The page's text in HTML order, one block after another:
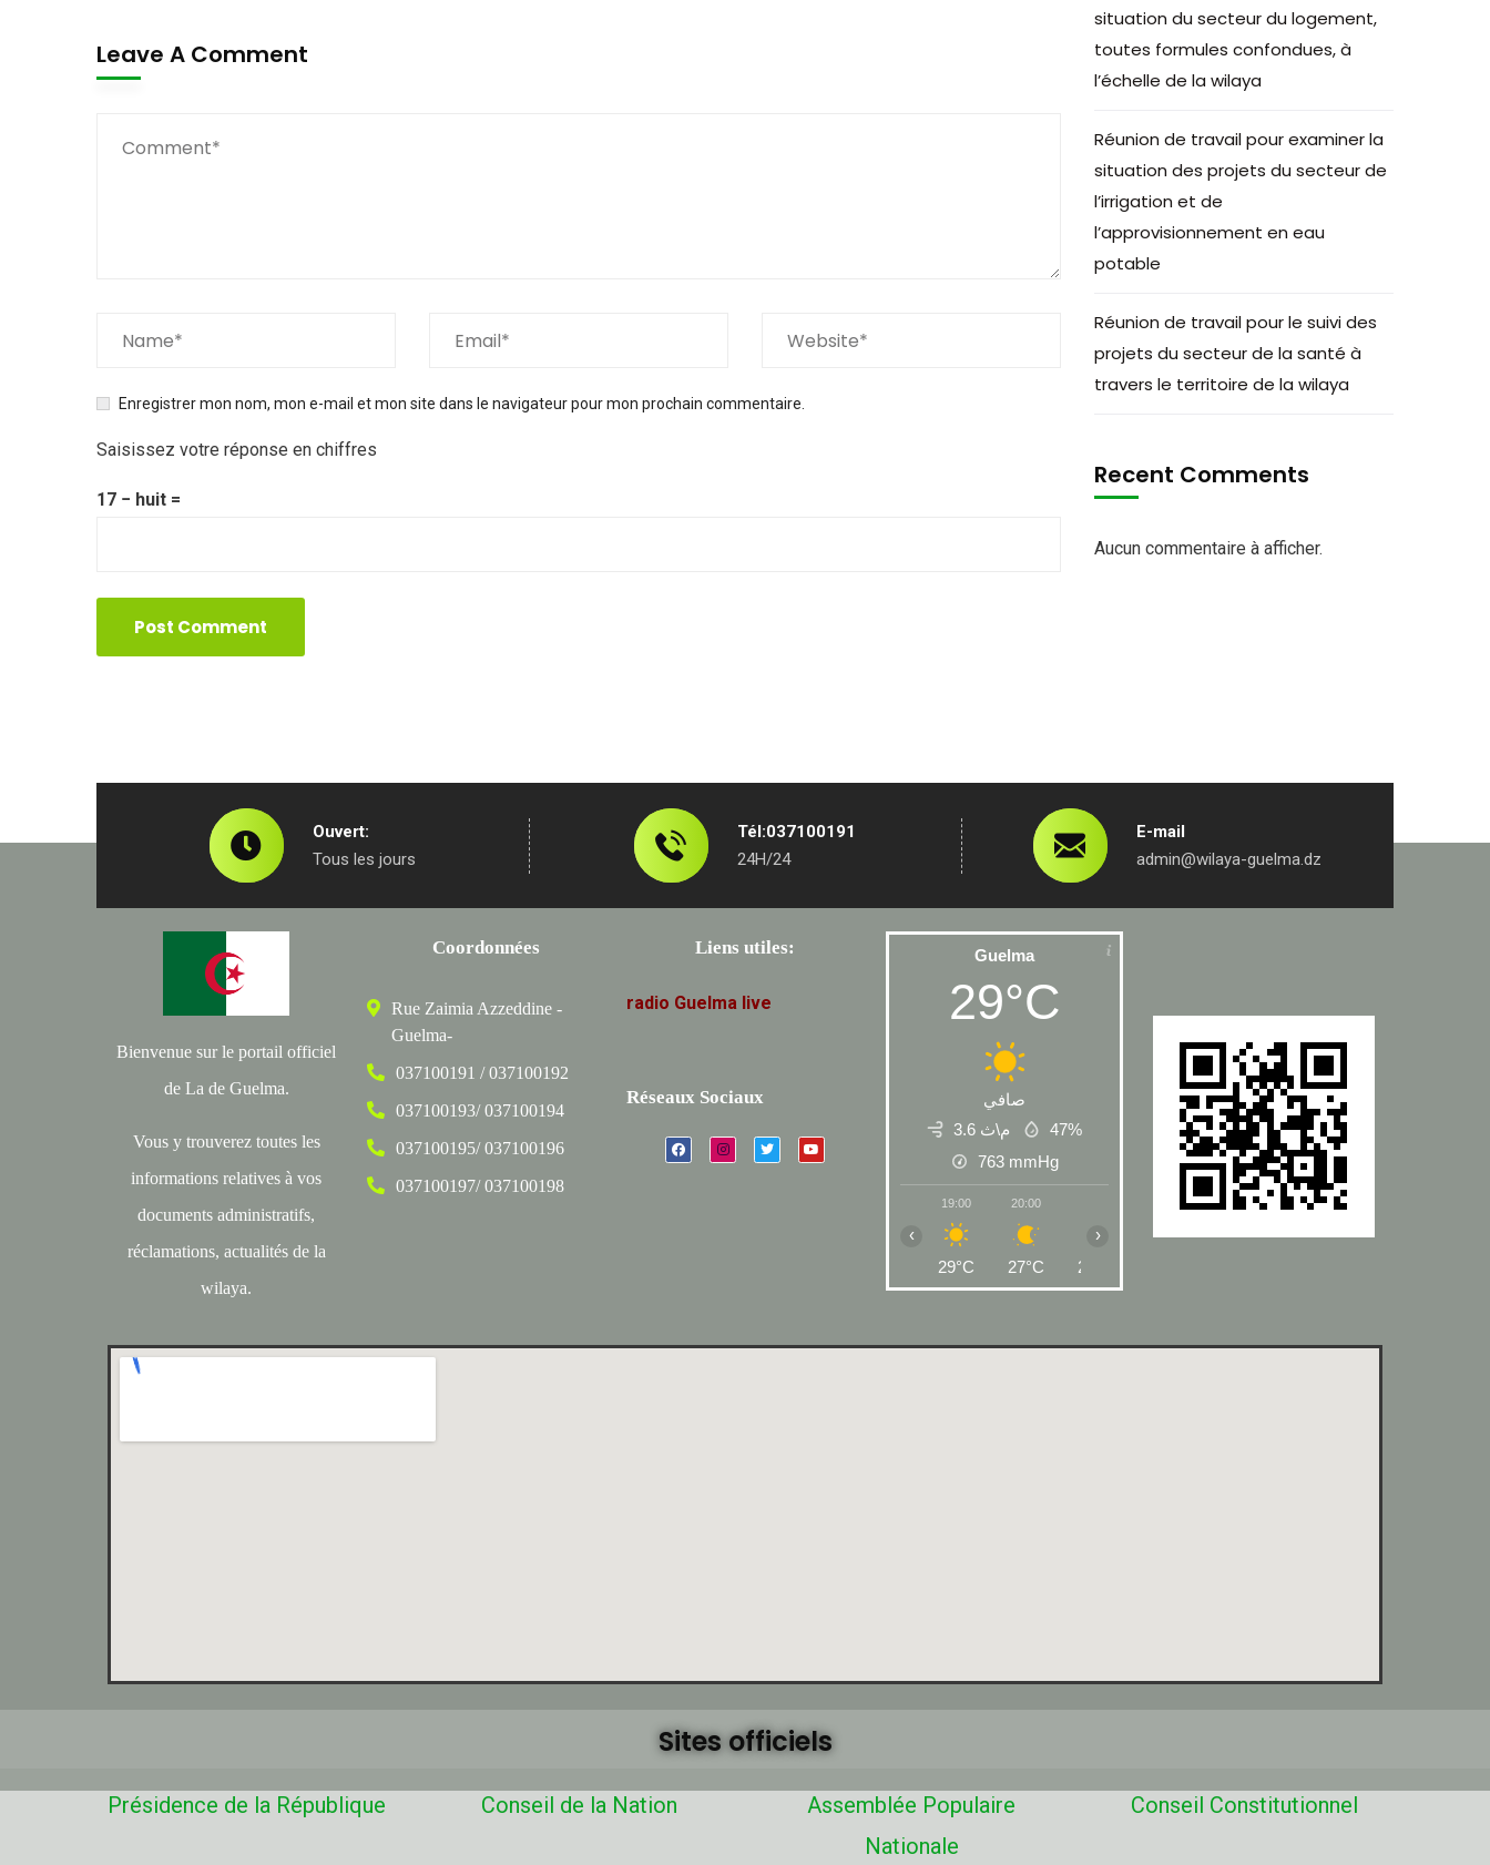
Leave A Comment
Enregistrer mon nom, mon e-mail et mon site dans le navigateur pour mon prochain commentaire.
Saisissez votre réponse en chiffres
17 − huit =
situation du secteur du logement,
toutes formules confondues, à
l’échelle de la wilaya
Réunion de travail pour examiner la
situation des projets du secteur de
l’irrigation et de
l’approvisionnement en eau
potable
Réunion de travail pour le suivi des
projets du secteur de la santé à
travers le territoire de la wilaya
Recent Comments
Aucun commentaire à afficher.
Ouvert:
Tous les jours
Tél:037100191
24H/24
E-mail
admin@wilaya-guelma.dz
Bienvenue sur le portail officiel
de La de Guelma.
Vous y trouverez toutes les
informations relatives à vos
documents administratifs,
réclamations, actualités de la
wilaya.
Coordonnées
Rue Zaimia Azzeddine -
Guelma-
037100191 / 037100192
037100193/ 037100194
037100195/ 037100196
037100197/ 037100198
Liens utiles:
radio Guelma live
Réseaux Sociaux
Guelma
29°C
صافي
3.6 م\ث
47%
763 mmHg
19:00
29°C
20:00
27°C 26°C
00:00
‹ ›
Sites officiels
Présidence de la République Conseil de la Nation
Assemblée Populaire
Nationale
Conseil Constitutionnel